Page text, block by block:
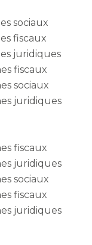
sociaux
fiscaux
juridiques
fiscaux
sociaux
juridiques
fiscaux
juridiques
sociaux
fiscaux
juridiques